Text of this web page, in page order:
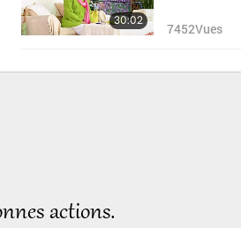
30:02
7452Vues
actions.